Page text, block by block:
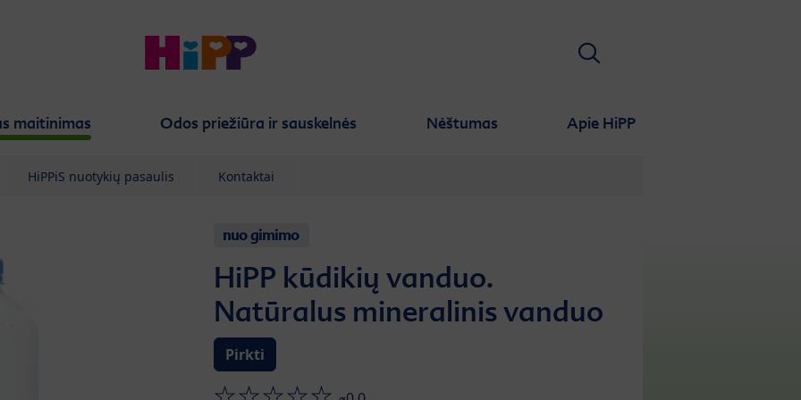
maitinimas Odos priežiūra ir sauskelnės Nėštumas Apie HiPP
Ieškoti
HiPPiS nuotykių pasaulis Kontaktai
nuo gimimo
HiPP kūdikių vanduo.
Natūralus mineralinis vanduo
Pirkti